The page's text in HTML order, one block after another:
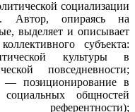
социализации
Автор, опираясь на
выделяет и описывает
субъекта:
культуры в
повседневности;
— позиционирование в
общностей